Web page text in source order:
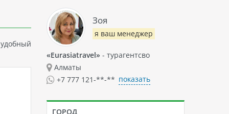
Зоя
я ваш менеджер
«Eurasiatravel» - турагентсво
Алматы
+7 777 121-**-** показать
ГОРОД